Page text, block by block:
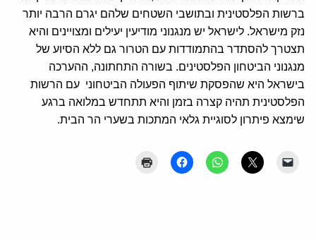
ברשות הפלסטינית ובתושבי השטחים שלהם יגרם הרבה יותר
נזק מישראל. לישראל יש מנגנוני מודיעין יעילים ומצויינים והיא
תצטרך להסתדר בהתמודדות עם הטרור גם ללא הסיוע של
מנגנוני הביטחון הפלסטינים. בשורה התחתונה, ההערכה
בישראל היא שהפסקת שיתוף הפעולה הביטחוני עם הרשות
הפלסטינית תהיה קצרה בזמן והיא תתחדש במלואה ברגע
שימצא פיתרון לסוגיית גלאי המתכות בשערי הר הבית.